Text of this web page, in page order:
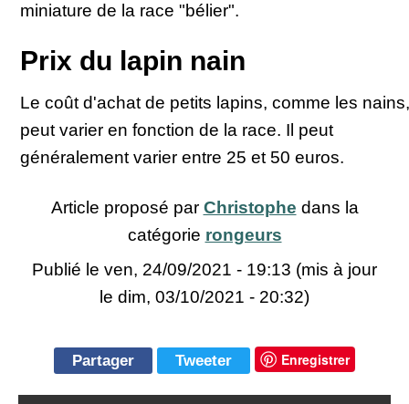
miniature de la race "bélier".
Prix du lapin nain
Le coût d'achat de petits lapins, comme les nains,
peut varier en fonction de la race. Il peut
généralement varier entre 25 et 50 euros.
Article proposé par Christophe dans la
catégorie rongeurs
Publié le ven, 24/09/2021 - 19:13 (mis à jour
le dim, 03/10/2021 - 20:32)
Partager Tweeter Enregistrer